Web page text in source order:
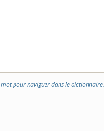
pour naviguer dans le dictionnaire.